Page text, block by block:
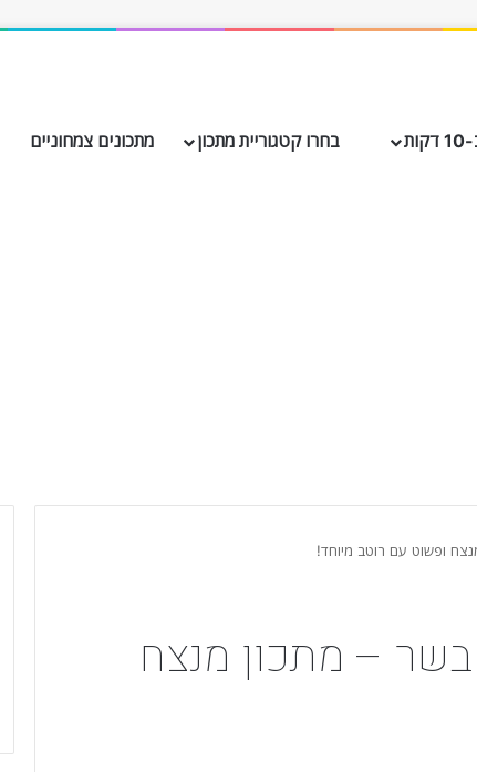
בחרו קטגוריית מתכון מתכונים צמחוניים
ופשוט עם רוטב מיוחד!
– מתכון מנצח